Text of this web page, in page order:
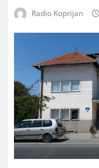
Radio Koprijan